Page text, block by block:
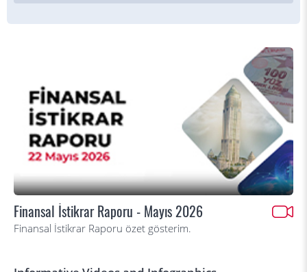
Finansal İstikrar Raporu - Mayıs 2026
Finansal İstikrar Raporu özet gösterim.